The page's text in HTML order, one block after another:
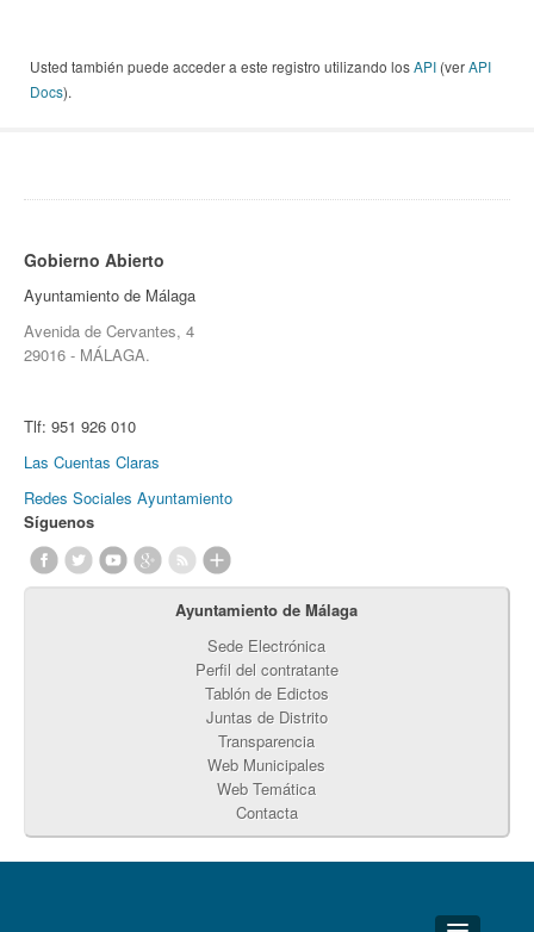
Usted también puede acceder a este registro utilizando losAPI (verAPI
Docs).
Gobierno Abierto
Ayuntamiento de Málaga
Avenida de Cervantes, 4
29016 - MÁLAGA.
Tlf: 951 926 010
Las Cuentas Claras
Redes Sociales Ayuntamiento
Síguenos
Ayuntamiento de Málaga
Sede Electrónica
Perfil del contratante
Tablón de Edictos
Juntas de Distrito
Transparencia
Web Municipales
Web Temática
Contacta